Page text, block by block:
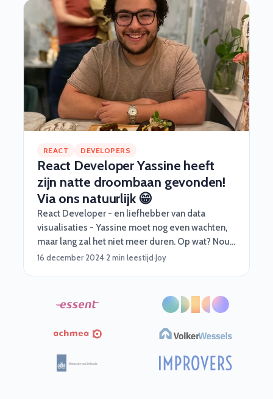
kost wat.
REACT DEVELOPERS
React Developer Yassine heeft
zijn natte droombaan gevonden!
Via ons natuurlijk 😁
React Developer - en liefhebber van data
visualisaties - Yassine moet nog even wachten,
maar lang zal het niet meer duren. Op wat? Nou,
dé baan van zijn leven! Waar en waarvoor mogen
En daar hebben wij hem aan geholpen door slim
te matchen!
16 december 2024·2 min leestijd·Joy